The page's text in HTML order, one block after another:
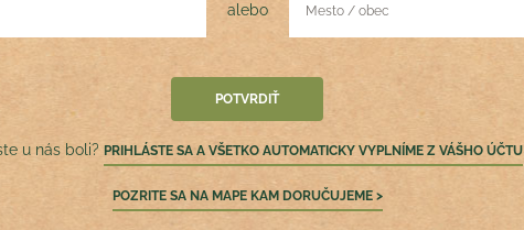
alebo
u nás boli? PRIHLÁSTE SA A VŠETKO AUTOMATICKY VYPLNÍME Z VÁŠHO ÚČTU
POZRITE SA NA MAPE KAM DORUČUJEME >